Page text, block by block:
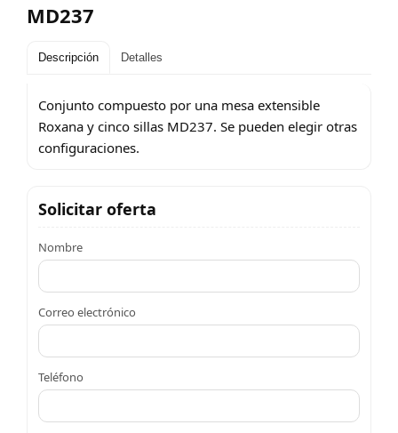
MD237
Descripción Detalles
Conjunto compuesto por una mesa extensible
Roxana y cinco sillas MD237. Se pueden elegir otras
configuraciones.
Solicitar oferta
Nombre
Correo electrónico
Teléfono